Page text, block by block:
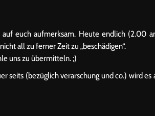
euch aufmerksam. Heute endlich (2.00
all zu ferner Zeit zu „beschädigen“.
uns zu übermitteln. ;)
seits (bezüglich verarschung und co.) wird es